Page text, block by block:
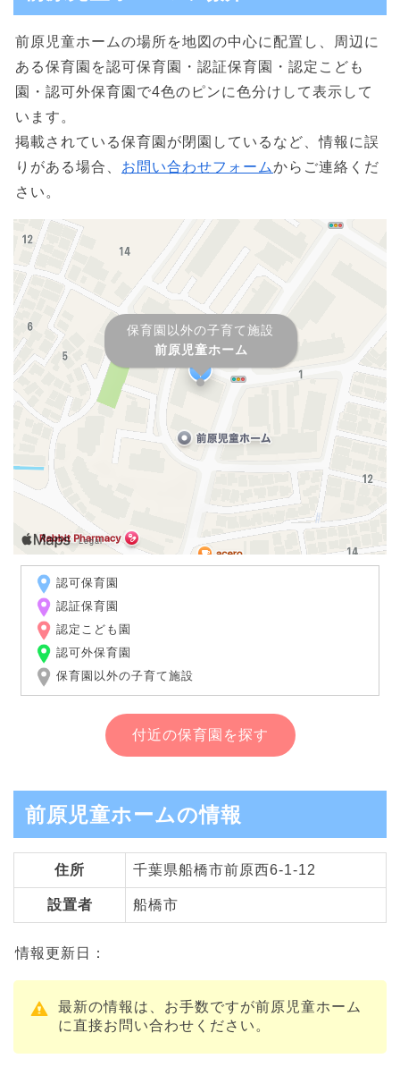
前原児童ホームの場所を地図の中心に配置し、周辺に
ある保育園を認可保育園・認証保育園・認定こども
園・認可外保育園で4色のピンに色分けして表示して
います。
掲載されている保育園が閉園しているなど、情報に誤
りがある場合、 お問い合わせフォームからご連絡くだ
さい。
保育園以外の子育て施設
前原児童ホーム
認可保育園
認証保育園
認定こども園
認可外保育園
保育園以外の子育て施設
付近の保育園を探す
前原児童ホームの情報
住所 千葉県船橋市前原西6-1-12
設置者 船橋市
情報更新日：
最新の情報は、お手数ですが前原児童ホーム
に直接お問い合わせください。